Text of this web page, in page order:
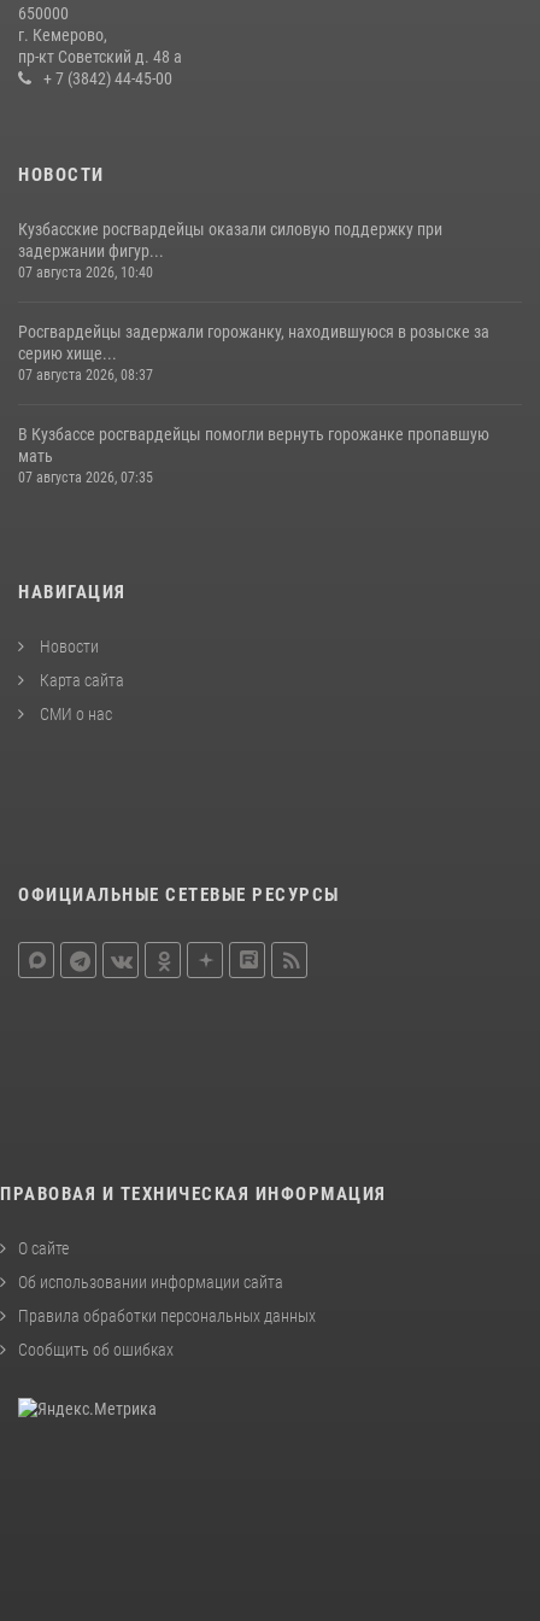
с покупками
20 июля 2026, 08:52
650000
г. Кемерово,
пр-кт Советский д. 48 а
+ 7 (3842) 44-45-00
НОВОСТИ
Кузбасские росгвардейцы оказали силовую поддержку при
задержании фигур...
07 августа 2026, 10:40
Росгвардейцы задержали горожанку, находившуюся в розыске за
серию хище...
07 августа 2026, 08:37
В Кузбассе росгвардейцы помогли вернуть горожанке пропавшую
мать
07 августа 2026, 07:35
НАВИГАЦИЯ
Новости
Карта сайта
СМИ о нас
ОФИЦИАЛЬНЫЕ СЕТЕВЫЕ РЕСУРСЫ
ПРАВОВАЯ И ТЕХНИЧЕСКАЯ ИНФОРМАЦИЯ
О сайте
Об использовании информации сайта
Правила обработки персональных данных
Сообщить об ошибках